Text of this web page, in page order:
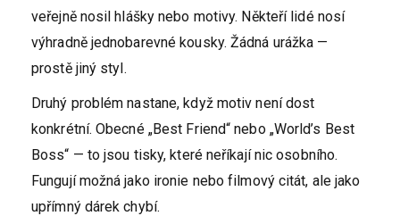
veřejně nosil hlášky nebo motivy. Někteří lidé nosí
výhradně jednobarevné kousky. Žádná urážka —
prostě jiný styl.
Druhý problém nastane, když motiv není dost
konkrétní. Obecné „Best Friend“ nebo „World’s Best
Boss“ — to jsou tisky, které neříkají nic osobního.
Fungují možná jako ironie nebo filmový citát, ale jako
upřímný dárek chybí.